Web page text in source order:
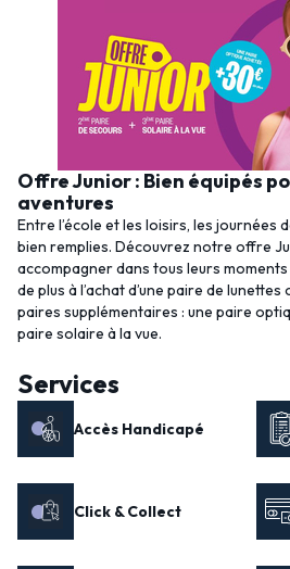
Offre Junior : Bien équipés
aventures
Entre l’école et les loisirs, les journées
bien remplies. Découvrez notre offre
accompagner dans tous leurs
de plus à l’achat d’une paire de
paires supplémentaires : une paire
paire solaire à la vue.
Services
Accès Handicapé
Click & Collect